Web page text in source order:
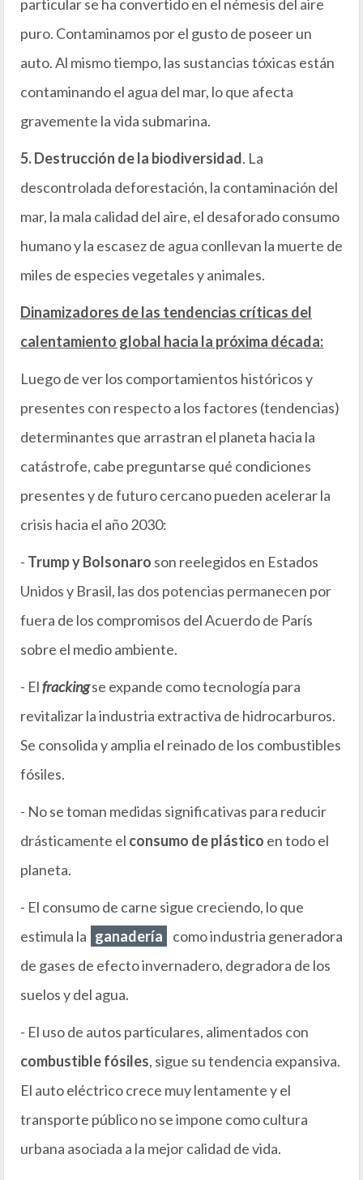
particular se ha convertido en el némesis del aire
puro. Contaminamos por el gusto de poseer un
auto. Al mismo tiempo, las sustancias tóxicas están
contaminando el agua del mar, lo que afecta
gravemente la vida submarina.
5. Destrucción de la biodiversidad. La
descontrolada deforestación, la contaminación del
mar, la mala calidad del aire, el desaforado consumo
humano y la escasez de agua conllevan la muerte de
miles de especies vegetales y animales.
Dinamizadores de las tendencias críticas del
calentamiento global hacia la próxima década:
Luego de ver los comportamientos históricos y
presentes con respecto a los factores (tendencias)
determinantes que arrastran el planeta hacia la
catástrofe, cabe preguntarse qué condiciones
presentes y de futuro cercano pueden acelerar la
crisis hacia el año 2030:
- Trumpy Bolsonaro son reelegidos en Estados
Unidos y Brasil, las dos potencias permanecen por
fuera de los compromisos del Acuerdo de París
sobre el medio ambiente.
- Elfrackingse expande como tecnología para
revitalizar la industria extractiva de hidrocarburos.
Se consolida y amplia el reinado de los combustibles
fósiles.
- No se toman medidas significativas para reducir
drásticamente el consumo de plástico en todo el
planeta.
- El consumo de carne sigue creciendo, lo que
estimula la ganadería
como industria generadora
de gases de efecto invernadero, degradora de los
suelos y del agua.
- El uso de autos particulares, alimentados con
combustible fósiles, sigue su tendencia expansiva.
El auto eléctrico crece muy lentamente y el
transporte público no se impone como cultura
urbana asociada a la mejor calidad de vida.